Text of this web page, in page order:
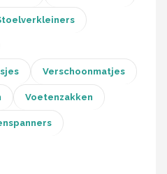
Verschoonmatjes
Voetenzakken